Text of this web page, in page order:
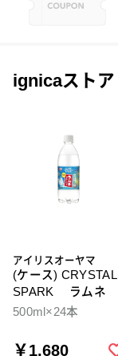
ignicaストア
アイリスオーヤマ
(ケース) CRYSTAL
SPARK ラムネ
500ml×24本
￥1,680